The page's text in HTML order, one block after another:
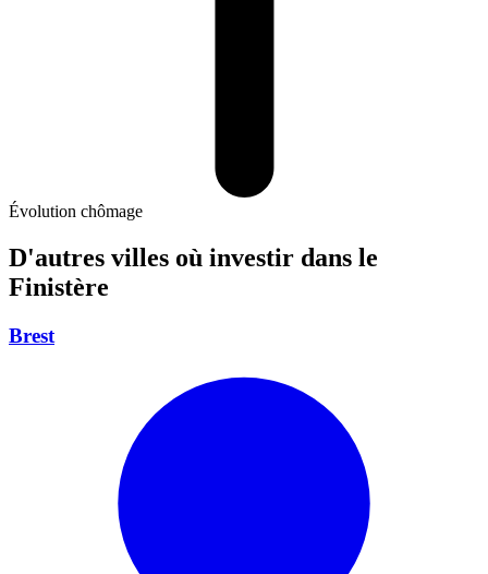
Évolution chômage
D'autres villes où investir dans le
Finistère
Brest